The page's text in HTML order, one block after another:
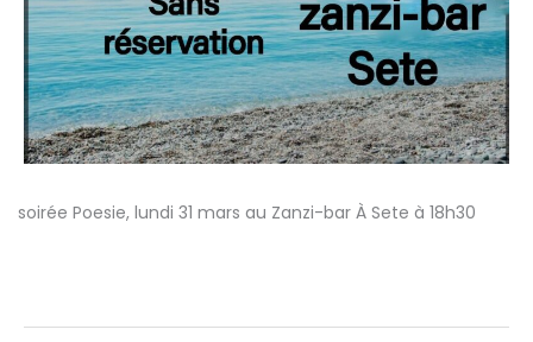
soirée Poesie, lundi 31 mars au Zanzi-bar À Sete à 18h30